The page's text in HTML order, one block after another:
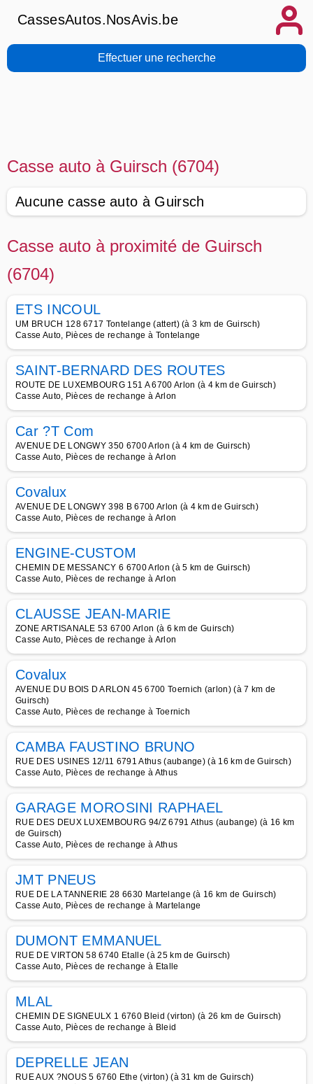
CassesAutos.NosAvis.be
Effectuer une recherche
Casse auto à Guirsch (6704)
Aucune casse auto à Guirsch
Casse auto à proximité de Guirsch
(6704)
ETS INCOUL
UM BRUCH 128 6717 Tontelange (attert) (à 3 km de Guirsch)
Casse Auto, Pièces de rechange à Tontelange
SAINT-BERNARD DES ROUTES
ROUTE DE LUXEMBOURG 151 A 6700 Arlon (à 4 km de Guirsch)
Casse Auto, Pièces de rechange à Arlon
Car ?T Com
AVENUE DE LONGWY 350 6700 Arlon (à 4 km de Guirsch)
Casse Auto, Pièces de rechange à Arlon
Covalux
AVENUE DE LONGWY 398 B 6700 Arlon (à 4 km de Guirsch)
Casse Auto, Pièces de rechange à Arlon
ENGINE-CUSTOM
CHEMIN DE MESSANCY 6 6700 Arlon (à 5 km de Guirsch)
Casse Auto, Pièces de rechange à Arlon
CLAUSSE JEAN-MARIE
ZONE ARTISANALE 53 6700 Arlon (à 6 km de Guirsch)
Casse Auto, Pièces de rechange à Arlon
Covalux
AVENUE DU BOIS D ARLON 45 6700 Toernich (arlon) (à 7 km de
Guirsch)
Casse Auto, Pièces de rechange à Toernich
CAMBA FAUSTINO BRUNO
RUE DES USINES 12/11 6791 Athus (aubange) (à 16 km de Guirsch)
Casse Auto, Pièces de rechange à Athus
GARAGE MOROSINI RAPHAEL
RUE DES DEUX LUXEMBOURG 94/Z 6791 Athus (aubange) (à 16 km
de Guirsch)
Casse Auto, Pièces de rechange à Athus
JMT PNEUS
RUE DE LA TANNERIE 28 6630 Martelange (à 16 km de Guirsch)
Casse Auto, Pièces de rechange à Martelange
DUMONT EMMANUEL
RUE DE VIRTON 58 6740 Etalle (à 25 km de Guirsch)
Casse Auto, Pièces de rechange à Etalle
MLAL
CHEMIN DE SIGNEULX 1 6760 Bleid (virton) (à 26 km de Guirsch)
Casse Auto, Pièces de rechange à Bleid
DEPRELLE JEAN
RUE AUX ?NOUS 5 6760 Ethe (virton) (à 31 km de Guirsch)